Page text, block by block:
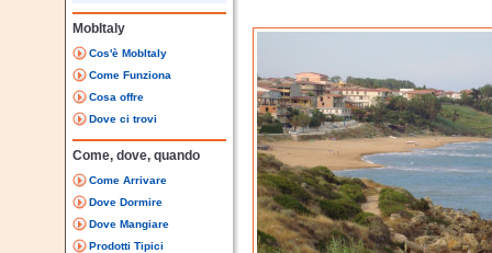
MobItaly
Cos'è MobItaly
Come Funziona
Cosa offre
Dove ci trovi
Come, dove, quando
Come Arrivare
Dove Dormire
Dove Mangiare
Prodotti Tipici